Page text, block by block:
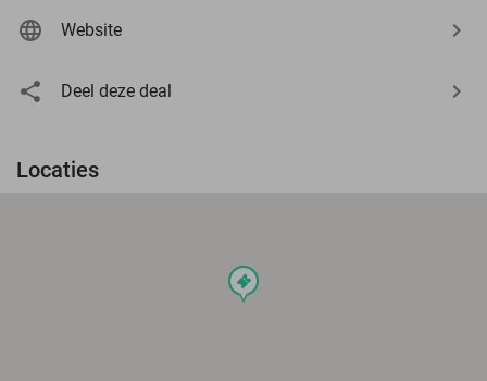
Website
Deel deze deal
Locaties
events